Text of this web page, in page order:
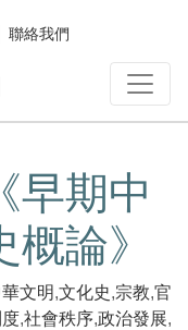
聯絡我們
早期中
論》
文明,文化史,宗教,官
,社會秩序,政治發展,